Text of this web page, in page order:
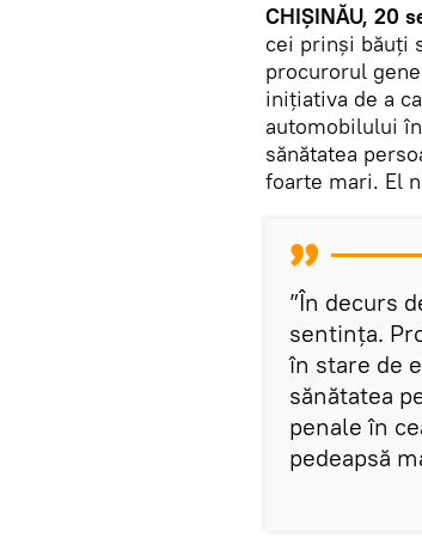
CHIȘINĂU, 20
cei prinși băuți
procurorul
inițiativa de a
automobilului
sănătatea
foarte mari. El
”În decurs
sentința.
în stare de
sănătatea
penale în
pedeapsă